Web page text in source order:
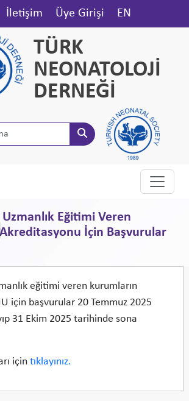
İletişim Üye Girişi EN
TÜRK
NEONATOLOJİ
DERNEĞİ
Eğitimi Veren
İçin Başvurular
eğitimi veren kurumların
için başvurular 20 Temmuz 2025
31 Ekim 2025 tarihinde sona
için tıklayınız.